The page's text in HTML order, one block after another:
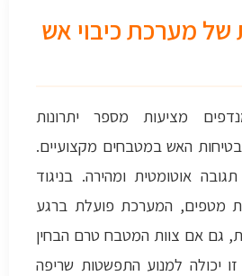
של מערכת כיבוי אש
מציעות מספר יתרונות
האש במטבחים מקצועיים.
אוטומטית ומהירה. בניגוד
מטפים, המערכת פועלת ברגע
גם אם צוות המטבח טרם הבחין
יכולה למנוע התפשטות שריפה